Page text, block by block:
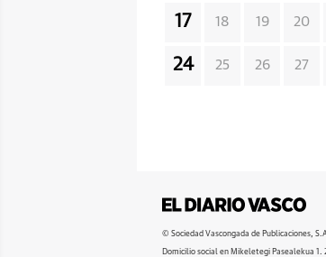
17 18 19 20
24 25 26 27
© Sociedad Vascongada de Publicaciones,
Domicilio social en Mikeletegi Pasealekua